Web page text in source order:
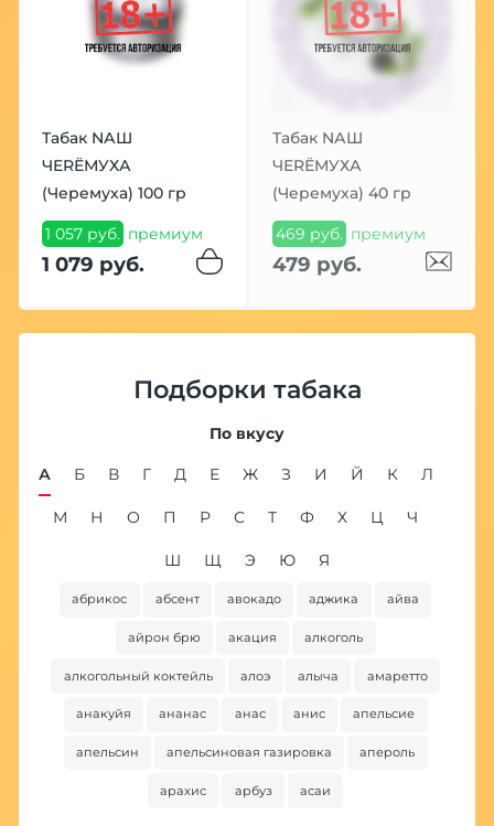
Табак NАШ
ЧЕRЁМУХА
(Черемуха) 100 гр
1 057 руб. премиум
1 079 руб.
Табак NАШ
ЧЕRЁМУХА
(Черемуха) 40 гр
469 руб. премиум
479 руб.
Подборки табака
По вкусу
А Б В Г Д Е Ж З И Й К Л
М Н О П Р С Т Ф Х Ц Ч
Ш Щ Э Ю Я
абрикос абсент авокадо аджика айва
айрон брю акация алкоголь
алкогольный коктейль алоэ алыча амаретто
анакуйя ананас анас анис апельсие
апельсин апельсиновая газировка апероль
арахис арбуз асаи